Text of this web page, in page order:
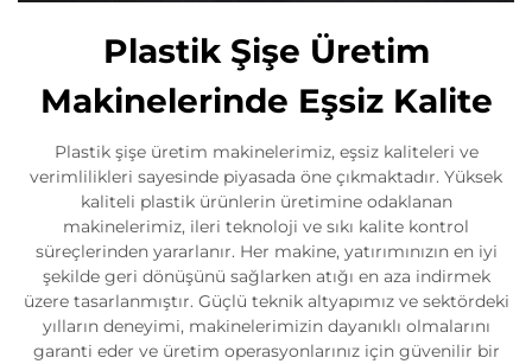
Plastik Şişe Üretim
Makinelerinde Eşsiz Kalite
Plastik şişe üretim makinelerimiz, eşsiz kaliteleri ve
verimlilikleri sayesinde piyasada öne çıkmaktadır. Yüksek
kaliteli plastik ürünlerin üretimine odaklanan
makinelerimiz, ileri teknoloji ve sıkı kalite kontrol
süreçlerinden yararlanır. Her makine, yatırımınızın en iyi
şekilde geri dönüşünü sağlarken atığı en aza indirmek
üzere tasarlanmıştır. Güçlü teknik altyapımız ve sektördeki
yılların deneyimi, makinelerimizin dayanıklı olmalarını
garanti eder ve üretim operasyonlarınız için güvenilir bir